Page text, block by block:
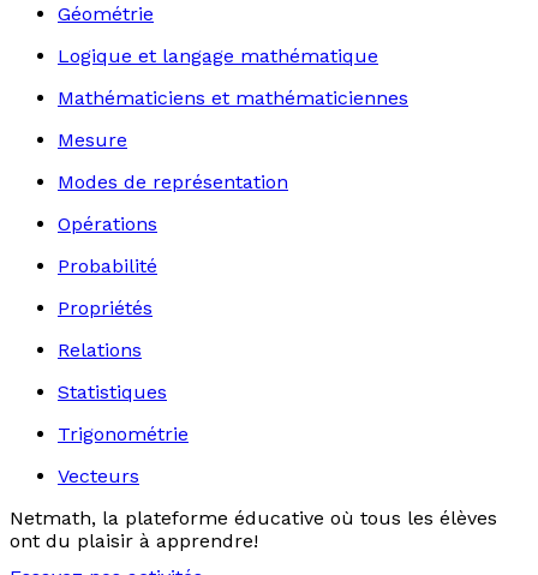
Géométrie
Logique et langage mathématique
Mathématiciens et mathématiciennes
Mesure
Modes de représentation
Opérations
Probabilité
Propriétés
Relations
Statistiques
Trigonométrie
Vecteurs
Netmath, la plateforme éducative où tous les élèves
ont du plaisir à apprendre!